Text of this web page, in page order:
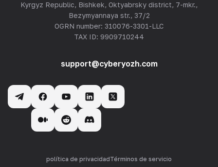
Kyrgyz Republic, Bishkek, Oktyabrsky district, 7-mkr.,
Bezymyannaya str., 37/2
OGRN number: 310076-3301-LLC
TAX ID: 9909710244
support@cyberyozh.com
política de privacidadTérminos de servicio